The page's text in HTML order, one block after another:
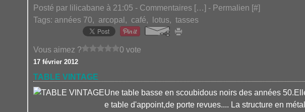
Posté par lilicabane à 21:05 - Commentaires […] - Permalien [#]
Tags: années 70, arcopal , café, lotus, tasses
Vous aimez ? 0 vote
17 février 2012
TABLE VINTAGE
Une table basse en scoubidous noirs des années
e table d'appoint,de porte revues.... La structure en